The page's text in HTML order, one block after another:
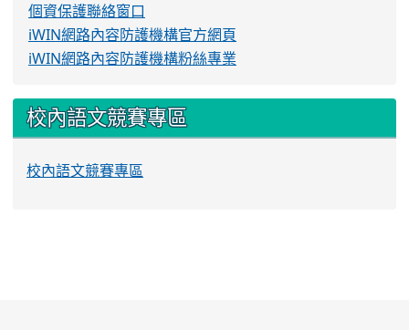
個資保護聯絡窗口
iWIN網路內容防護機構官方網頁
iWIN網路內容防護機構粉絲專業
校內語文競賽專區
校內語文競賽專區